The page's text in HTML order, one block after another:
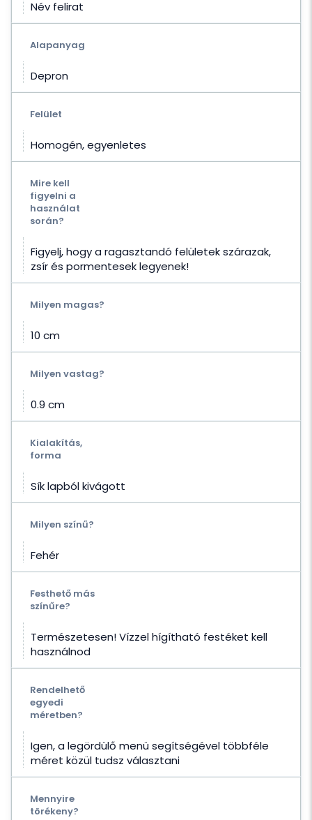
Név felirat
Alapanyag
Depron
Felület
Homogén, egyenletes
Mire kell
figyelni a
használat
során?
Figyelj, hogy a ragasztandó felületek szárazak,
zsír és pormentesek legyenek!
Milyen magas?
10 cm
Milyen vastag?
0.9 cm
Kialakítás,
forma
Sík lapból kivágott
Milyen színű?
Fehér
Festhető más
színűre?
Természetesen! Vízzel hígítható festéket kell
használnod
Rendelhető
egyedi
méretben?
Igen, a legördülő menü segítségével többféle
méret közül tudsz választani
Mennyire
törékeny?